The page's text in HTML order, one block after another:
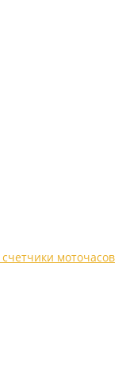
моточасов